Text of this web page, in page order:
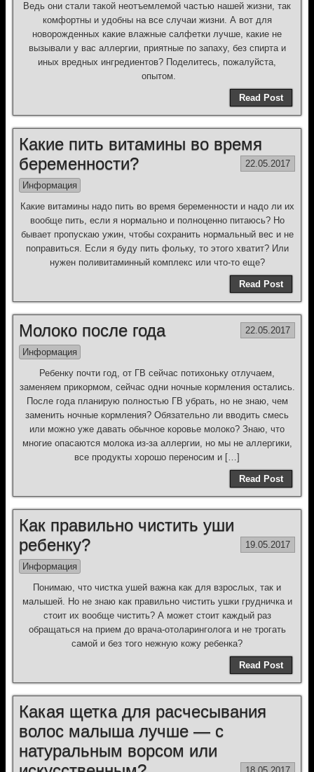
Ведь они стали такой неотъемлемой частью нашей жизни, так
комфортны и удобны на все случаи жизни. А вот для
новорожденных какие влажные салфетки лучше, какие не
вызывали у вас аллергии, приятные по запаху, без спирта и
иных вредных ингредиентов? Поделитесь, пожалуйста,
опытом.
Read Post
Какие пить витамины во время
беременности?
22.05.2017
Информация
Какие витамины надо пить во время беременности и надо ли их
вообще пить, если я нормально и полноценно питаюсь? Но
бывает пропускаю ужин, чтобы сохранить нормальный вес и не
поправиться. Если я буду пить фольку, то этого хватит? Или
нужен поливитаминный комплекс или что-то еще?
Read Post
Молоко после года 22.05.2017
Информация
Ребенку почти год, от ГВ сейчас потихоньку отлучаем,
заменяем прикормом, сейчас одни ночные кормления остались.
После года планирую полностью ГВ убрать, но не знаю, чем
заменить ночные кормления? Обязательно ли вводить смесь
или можно уже давать обычное коровье молоко? Знаю, что
многие опасаются молока из-за аллергии, но мы не аллергики,
все продукты хорошо переносим и […]
Read Post
Как правильно чистить уши
ребенку?
19.05.2017
Информация
Понимаю, что чистка ушей важна как для взрослых, так и
малышей. Но не знаю как правильно чистить ушки грудничка и
стоит их вообще чистить? А может стоит каждый раз
обращаться на прием до врача-отоларинголога и не трогать
самой и без того нежную кожу ребенка?
Read Post
Какая щетка для расчесывания
волос малыша лучше — с
натуральным ворсом или